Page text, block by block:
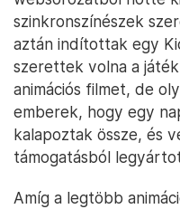
szinkronszínészek
aztán indítottak egy
szerettek volna a
animációs filmet, de
emberek, hogy egy
kalapoztak össze, és
támogatásból
Amíg a legtöbb